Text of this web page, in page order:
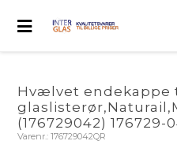
Hvælvet
(176729042) 176729-
Varenr.:176729042QR